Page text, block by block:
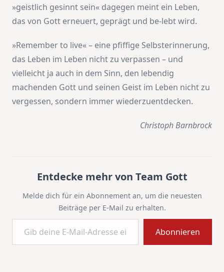
»geistlich gesinnt sein« dagegen meint ein Leben,
das von Gott erneuert, geprägt und be-lebt wird.
»Remember to live« – eine pfiffige Selbsterinnerung,
das Leben im Leben nicht zu verpassen – und
vielleicht ja auch in dem Sinn, den lebendig
machenden Gott und seinen Geist im Leben nicht zu
vergessen, sondern immer wiederzuentdecken.
Christoph Barnbrock
Entdecke mehr von Team Gott
Melde dich für ein Abonnement an, um die neuesten
Beiträge per E-Mail zu erhalten.
Gib deine E-Mail-Adresse ein ...
Abonnieren